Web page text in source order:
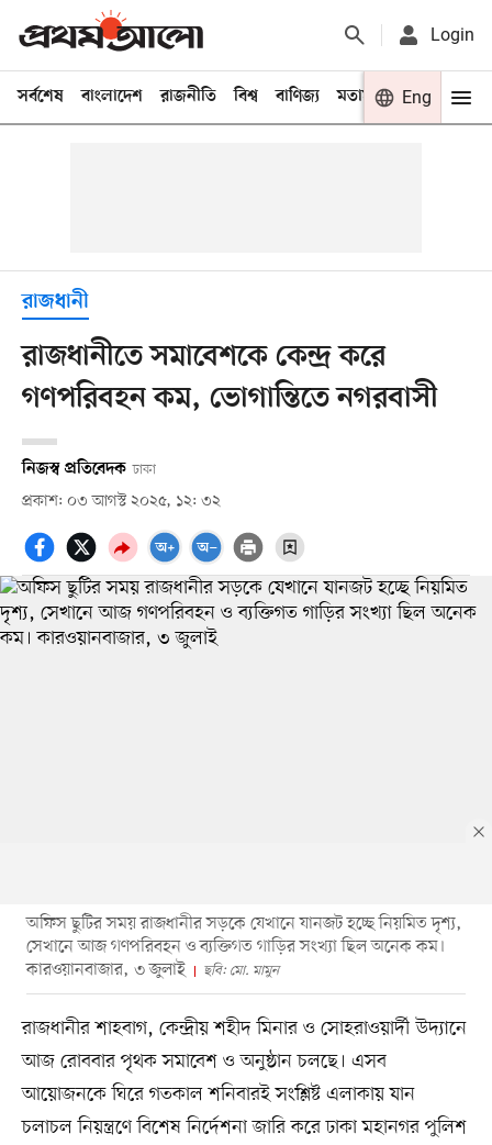
Login
সর্বশেষ বাংলাদেশ রাজনীতি বিশ্ব বাণিজ্য মতামত খেলা
Eng
রাজধানী
রাজধানীতে সমাবেশকে কেন্দ্র করে
গণপরিবহন কম, ভোগান্তিতে নগরবাসী
নিজস্ব প্রতিবেদক ঢাকা
প্রকাশ: ০৩ আগস্ট ২০২৫, ১২: ৩২
অফিস ছুটির সময় রাজধানীর সড়কে যেখানে যানজট হচ্ছে নিয়মিত দৃশ্য,
সেখানে আজ গণপরিবহন ও ব্যক্তিগত গাড়ির সংখ্যা ছিল অনেক কম।
কারওয়ানবাজার, ৩ জুলাই
ছবি: মো. মামুন
রাজধানীর শাহবাগ, কেন্দ্রীয় শহীদ মিনার ও সোহরাওয়ার্দী উদ্যানে
আজ রোববার পৃথক সমাবেশ ও অনুষ্ঠান চলছে। এসব
আয়োজনকে ঘিরে গতকাল শনিবারই সংশ্লিষ্ট এলাকায় যান
চলাচল নিয়ন্ত্রণে বিশেষ নির্দেশনা জারি করে ঢাকা মহানগর পুলিশ